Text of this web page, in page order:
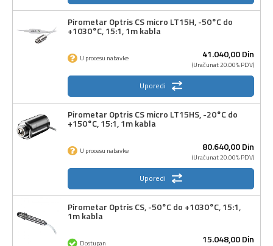
Pirometar Optris CS micro LT15H, -50°C do
+1030°C, 15:1, 1m kabla
41.040,00Din
(Uračunat 20.00% PDV)
U procesu nabavke
Uporedi
Pirometar Optris CS micro LT15HS, -20°C do
+150°C, 15:1, 1m kabla
80.640,00Din
(Uračunat 20.00% PDV)
U procesu nabavke
Uporedi
Pirometar Optris CS, -50°C do +1030°C, 15:1,
1m kabla
15.048,00Din
Dostupan